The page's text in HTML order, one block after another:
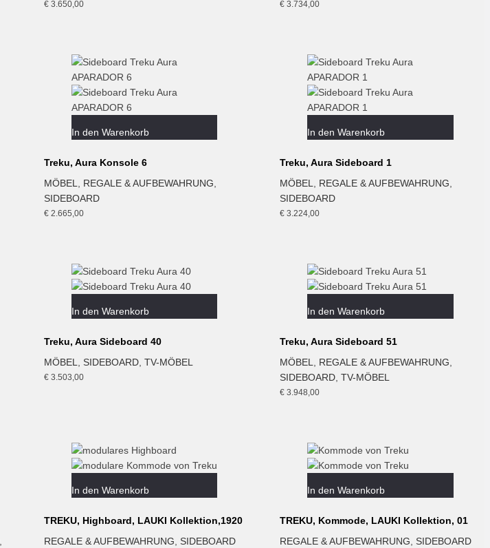
€3.650,00 €3.734,00
In den Warenkorb
Treku, Aura Konsole 6
MÖBEL
REGALE & AUFBEWAHRUNG
SIDEBOARD
€2.665,00
In den Warenkorb
Treku, Aura Sideboard 1
MÖBEL
REGALE & AUFBEWAHRUNG
SIDEBOARD
€3.224,00
In den Warenkorb
Treku, Aura Sideboard 40
MÖBEL
SIDEBOARD, TV-MÖBEL
€3.503,00
In den Warenkorb
Treku, Aura Sideboard 51
MÖBEL
REGALE & AUFBEWAHRUNG
SIDEBOARD, TV-MÖBEL
€3.948,00
In den Warenkorb
TREKU, Highboard, LAUKI Kollektion,1920
REGALE & AUFBEWAHRUNG
SIDEBOARD
In den Warenkorb
TREKU, Kommode, LAUKI Kollektion, 01
REGALE & AUFBEWAHRUNG
SIDEBOARD